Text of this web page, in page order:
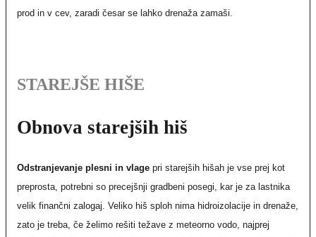
prod in v cev, zaradi česar se lahko drenaža zamaši.
STAREJŠE HIŠE
Obnova starejših hiš
Odstranjevanje plesni in vlage pri starejših hišah je vse prej kot
preprosta, potrebni so precejšnji gradbeni posegi, kar je za lastnika
velik finančni zalogaj. Veliko hiš sploh nima hidroizolacije in drenaže,
zato je treba, če želimo rešiti težave z meteorno vodo, najprej